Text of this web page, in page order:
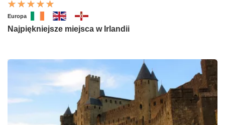
Europa
Najpiękniejsze miejsca w Irlandii